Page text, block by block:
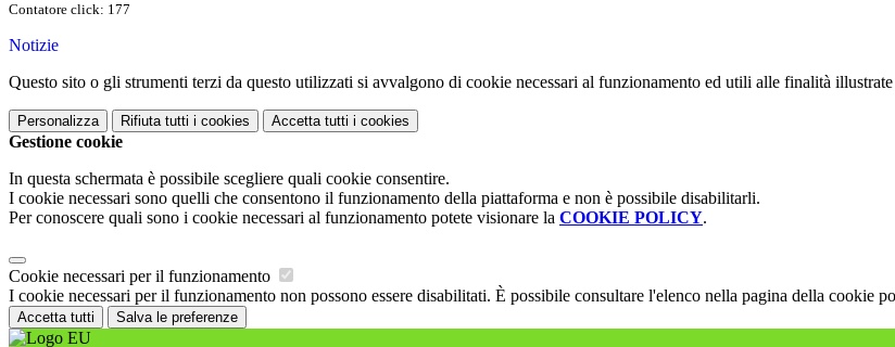
Contatore click: 177
Notizie
Questo sito o gli strumenti terzi da questo utilizzati si avvalgono di cookie necessari al funzionamento ed utili alle finalità
Personalizza Rifiuta tutti i cookies Accetta tutti i cookies
Gestione cookie
In questa schermata è possibile scegliere quali cookie consentire.
I cookie necessari sono quelli che consentono il funzionamento della piattaforma e non è possibile disabilitarli.
Per conoscere quali sono i cookie necessari al funzionamento potete visionare la COOKIE POLICY.
Cookie necessari per il funzionamento
I cookie necessari per il funzionamento non possono essere disabilitati. È possibile consultare l'elenco nella pagina della cookie
Accetta tutti Salva le preferenze